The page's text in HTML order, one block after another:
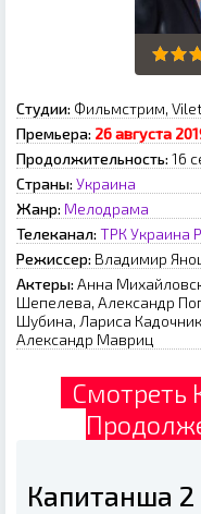
Студии: Фильмстрим,
Премьера: 26 августа
Продолжительность: 16
Страны: Украина
Жанр: Мелодрама
Телеканал: ТРК Украина
Режиссер: Владимир
Актеры: Анна
Шепелева, Александр
Шубина, Лариса
Александр Мавриц
Смотреть
Капитанша 2